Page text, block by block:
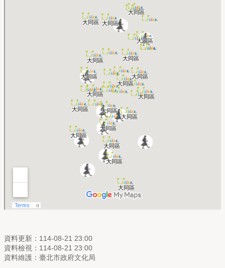
資料更新：114-08-21 23:00
資料檢視：114-08-21 23:00
資料維護：臺北市政府文化局